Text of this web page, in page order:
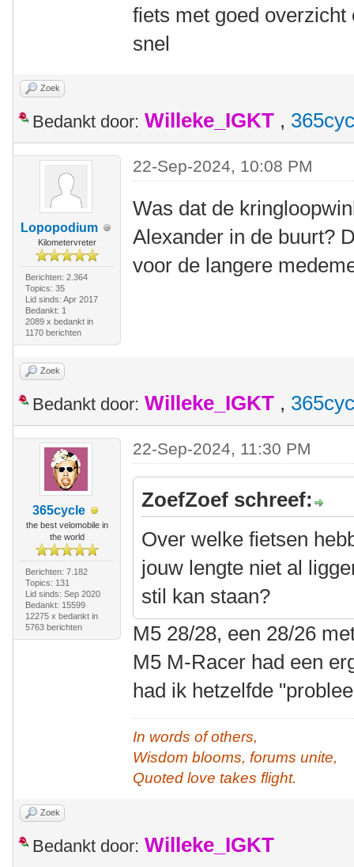
fiets met goed
snel
Zoek
Bedankt door: Willeke_IGKT ,
Lopopodium
Kilometervreter
Berichten: 2.364
Topics: 35
Lid sinds: Apr 2017
Bedankt: 1
2089 x bedankt in
1170 berichten
22-Sep-2024, 10:08 PM
Was dat de
Alexander in de buurt?
voor de langere
Zoek
Bedankt door: Willeke_IGKT ,
365cycle
the best velomobile in
the world
Berichten: 7.182
Topics: 131
Lid sinds: Sep 2020
Bedankt: 15599
12275 x bedankt in
5763 berichten
22-Sep-2024, 11:30 PM
ZoefZoef schreef:
Over welke fietsen
jouw lengte niet al
stil kan staan?
M5 28/28, een 28/26
M5 M-Racer had een
had ik hetzelfde
In words of others,
Wisdom blooms, forums unite,
Quoted love takes flight.
Zoek
Bedankt door: Willeke_IGKT